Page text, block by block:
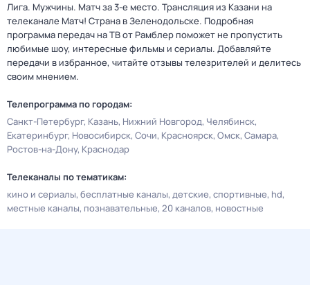
Лига. Мужчины. Матч за 3-е место. Трансляция из Казани на
телеканале Матч! Страна в Зеленодольске. Подробная
программа передач на ТВ от Рамблер поможет не пропустить
любимые шоу, интересные фильмы и сериалы. Добавляйте
передачи в избранное, читайте отзывы телезрителей и делитесь
своим мнением.
Телепрограмма по городам:
Санкт-Петербург Казань Нижний Новгород Челябинск
Екатеринбург Новосибирск Сочи Красноярск Омск Самара
Ростов-на-Дону Краснодар
Телеканалы по тематикам:
кино и сериалы бесплатные каналы детские спортивные hd
местные каналы познавательные 20 каналов новостные